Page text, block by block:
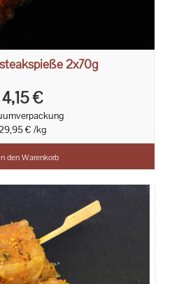
2x70g
4,15 €
€ /kg
In den Warenkorb